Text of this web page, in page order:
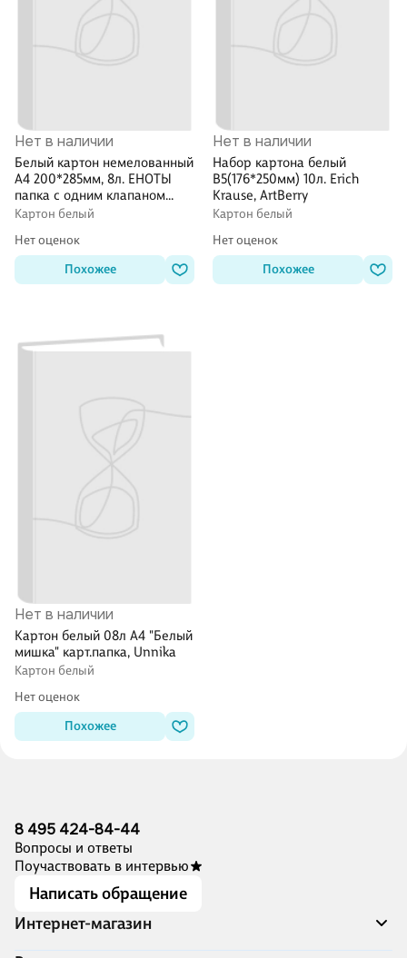
Нет в наличии
Белый картон немелованный
А4 200*285мм, 8л. ЕНОТЫ
папка с одним клапаном
47137
Картон белый
Нет оценок
Похожее
Нет в наличии
Набор картона белый
В5(176*250мм) 10л. Erich
Krause, ArtBerry
Картон белый
Нет оценок
Похожее
Нет в наличии
Картон белый 08л А4 "Белый
мишка" карт.папка, Unnika
Картон белый
Нет оценок
Похожее
8 495 424-84-44
Вопросы и ответы
Поучаствовать в интервью
Написать обращение
Интернет-магазин